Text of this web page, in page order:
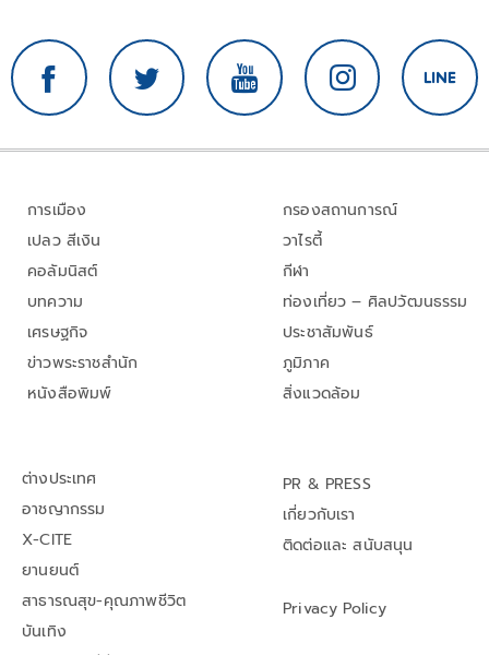
การเมือง
เปลว สีเงิน
คอลัมนิสต์
บทความ
เศรษฐกิจ
ข่าวพระราชสำนัก
หนังสือพิมพ์
กรองสถานการณ์
วาไรตี้
กีฬา
ท่องเที่ยว – ศิลปวัฒนธรรม
ประชาสัมพันธ์
ภูมิภาค
สิ่งแวดล้อม
ต่างประเทศ
อาชญากรรม
X-CITE
ยานยนต์
สาธารณสุข-คุณภาพชีวิต
บันเทิง
PR & PRESS
เกี่ยวกับเรา
ติดต่อและ สนับสนุน
Privacy Policy